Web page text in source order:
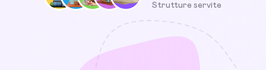
Strutture servite